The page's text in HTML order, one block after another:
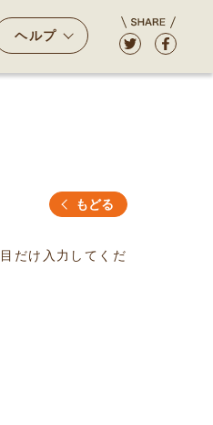
ヘルプ
もどる
だけ入力してくだ